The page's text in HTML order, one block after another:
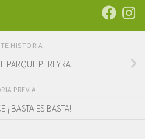
HISTORIA
PARQUE PEREYRA.
PREVIA
¡¡BASTA ES BASTA!!